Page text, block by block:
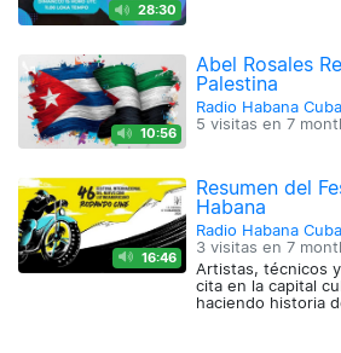
28:30
10:56
Abel Rosales
Palestina
Radio Habana
5 visitas en7
16:46
Resumen del
Habana
Radio Habana
3 visitas en7
Artistas, técnicos
cita en la capital
haciendo historia